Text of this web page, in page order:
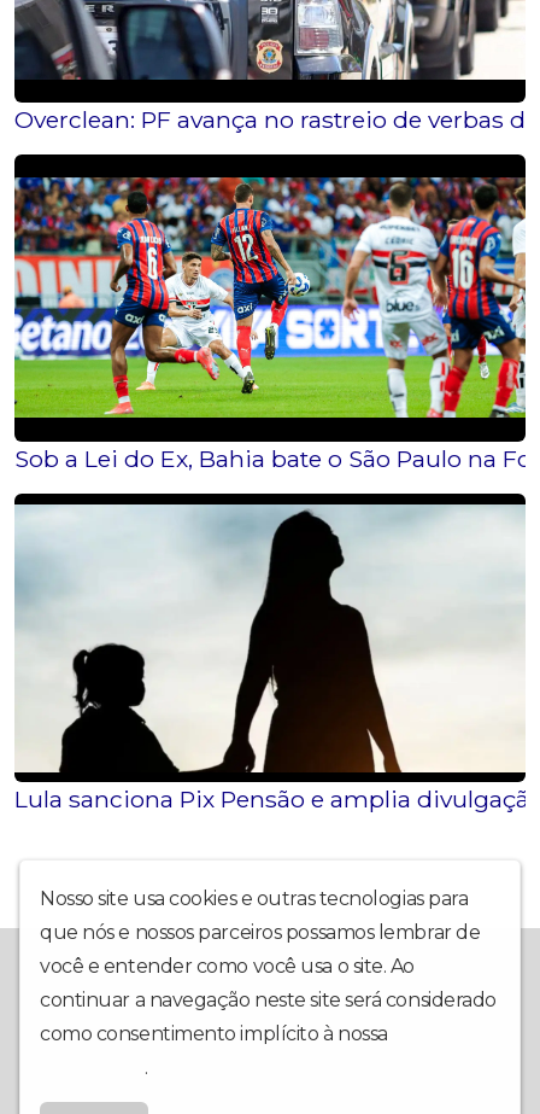
Overclean: PF avança no rastreio de verbas
Sob a Lei do Ex, Bahia bate o São Paulo na
Lula sanciona Pix Pensão e amplia
Nosso site usa cookies e outras tecnologias para
que nós e nossos parceiros possamos lembrar de
você e entender como você usa o site. Ao
continuar a navegação neste site será considerado
como consentimento implícito à nossa
.
A Rádio Diamantina FM fica em Itaberaba, BA, e leva, há muitos
Diamantina. Também é possível escutar a nossa programação
através do nosso site e do nosso aplicativo para Android e